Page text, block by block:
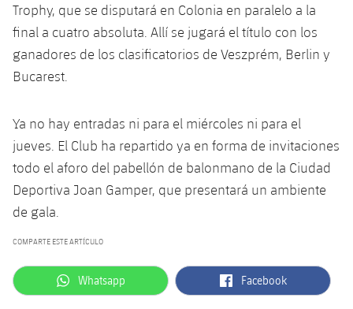
Trophy, que se disputará en Colonia en paralelo a la
final a cuatro absoluta. Allí se jugará el título con los
ganadores de los clasificatorios de Veszprém, Berlin y
Bucarest.
Ya no hay entradas ni para el miércoles ni para el
jueves. El Club ha repartido ya en forma de invitaciones
todo el aforo del pabellón de balonmano de la Ciudad
Deportiva Joan Gamper, que presentará un ambiente
de gala.
COMPARTE ESTE ARTÍCULO
label.aria.whatsapp
Whatsapp label.aria.facebook
Facebook